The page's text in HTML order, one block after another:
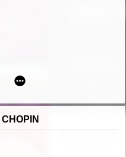
Pracy Jaworzno w latach